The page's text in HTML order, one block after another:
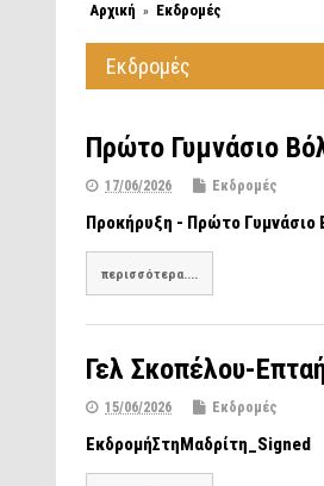
Αρχική » Εκδρομές
Εκδρομές
Πρώτο Γυμνάσιο
17/06/2026 Εκδρομές
Προκήρυξη - Πρώτο Γυμνάσιο
περισσότερα....
Γελ Σκοπέλου-
15/06/2026 Εκδρομές
ΕκδρομήΣτηΜαδρίτη_Signed